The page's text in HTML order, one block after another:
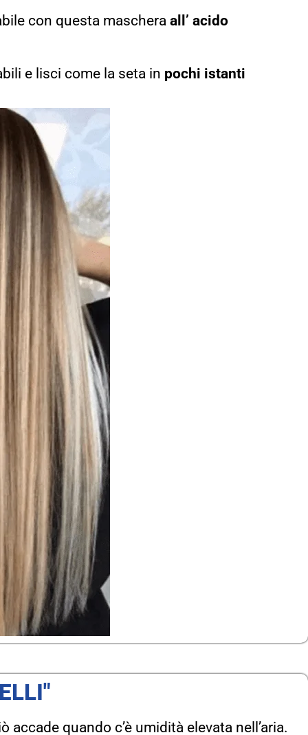
con questa maschera all’ acido
e lisci come la seta in pochi istanti
quando c’è umidità elevata nell’aria.